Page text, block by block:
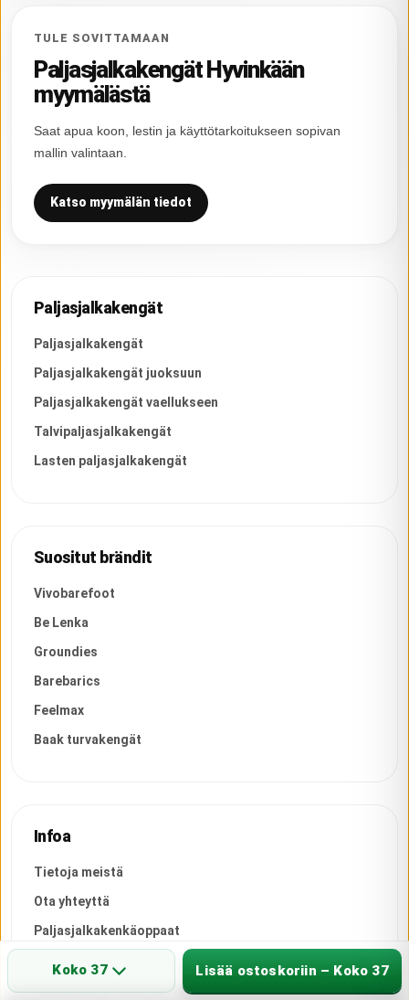
Koko 37 Lisää ostoskoriin – Koko 37
TULE SOVITTAMAAN
Paljasjalkakengät Hyvinkään
myymälästä
Saat apua koon, lestin ja käyttötarkoitukseen sopivan
mallin valintaan.
Katso myymälän tiedot
Paljasjalkakengät
Paljasjalkakengät
Paljasjalkakengät juoksuun
Paljasjalkakengät vaellukseen
Talvipaljasjalkakengät
Lasten paljasjalkakengät
Suositut brändit
Vivobarefoot
Be Lenka
Groundies
Barebarics
Feelmax
Baak turvakengät
Infoa
Tietoja meistä
Ota yhteyttä
Paljasjalkakenkäoppaat
Usein kysytyt kysymykset